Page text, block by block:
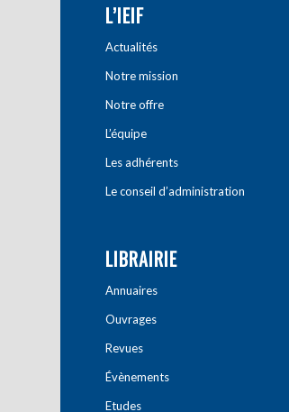
L’IEIF
Actualités
Notre mission
Notre offre
L’équipe
Les adhérents
Le conseil d’administration
LIBRAIRIE
Annuaires
Ouvrages
Revues
Évènements
Etudes